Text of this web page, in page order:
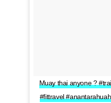
Muay thai anyone ?
#fittravel